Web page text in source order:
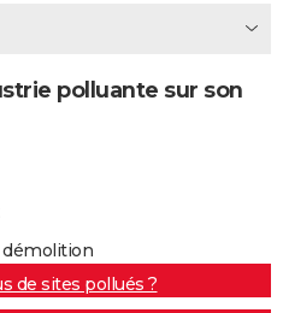
polluante sur son
démolition
de sites pollués ?